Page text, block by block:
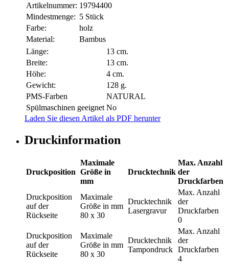
Artikelnummer: 19794400
Mindestmenge: 5 Stück
Farbe:
holz
Material:
Bambus
Länge:
13 cm.
Breite:
13 cm.
Höhe:
4 cm.
Gewicht:
128 g.
PMS-Farben
NATURAL
Spülmaschinen geeignet No
Laden Sie diesen Artikel als PDF herunter
Druckinformation
Druckposition
Maximale
Größe in
mm
Drucktechnik
Max. Anzahl
der
Druckfarben
Druckposition
auf der
Rückseite
Maximale
Größe in mm
80 x 30
Drucktechnik
Lasergravur
Max. Anzahl
der
Druckfarben
0
Druckposition
auf der
Rückseite
Maximale
Größe in mm
80 x 30
Drucktechnik
Tampondruck
Max. Anzahl
der
Druckfarben
4